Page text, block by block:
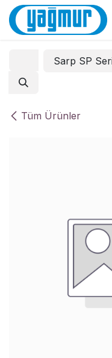
İçereği Atla
Tüm Ürünler
Sarp SP